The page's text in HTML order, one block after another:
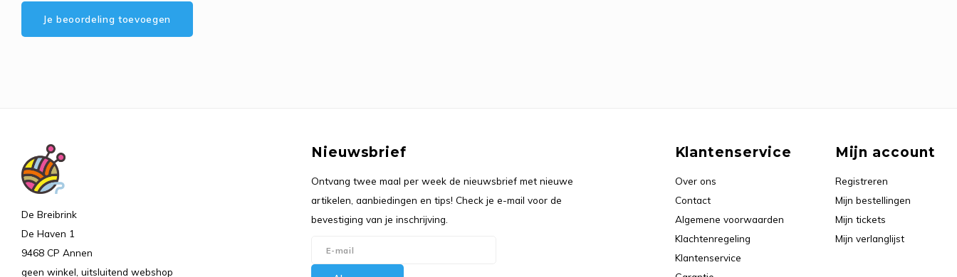
Je beoordeling toevoegen
De Breibrink
De Haven 1
9468 CP Annen
geen winkel, uitsluitend webshop
Nieuwsbrief
Ontvang twee maal per week de nieuwsbrief met nieuwe
artikelen, aanbiedingen en tips! Check je e-mail voor de
bevestiging van je inschrijving.
Klantenservice
Over ons
Contact
Algemene voorwaarden
Klachtenregeling
Klantenservice
Mijn account
Registreren
Mijn bestellingen
Mijn tickets
Mijn verlanglijst